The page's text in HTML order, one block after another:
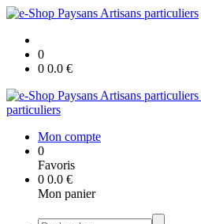
0
0 0.0 €
particuliers
Mon compte
0
Favoris
0 0.0 €
Mon panier